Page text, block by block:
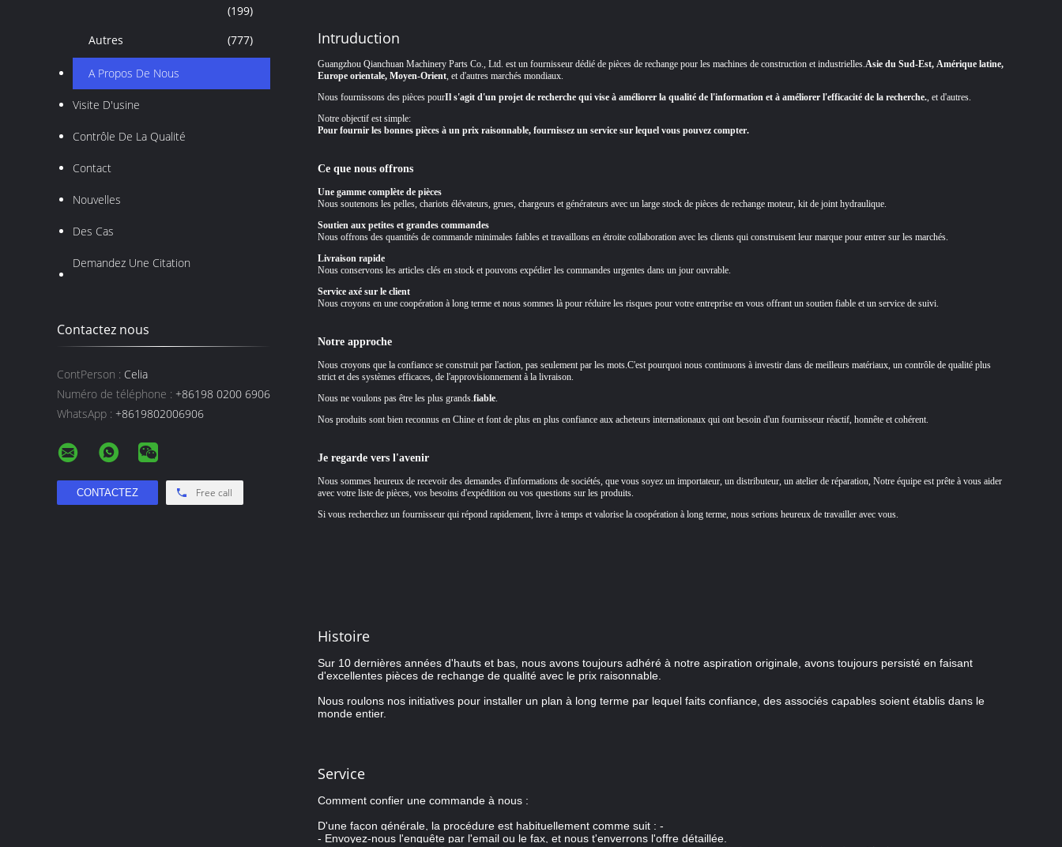
(199)
Autres
(777)
A Propos De Nous
Visite D'usine
Contrôle De La Qualité
Contact
Nouvelles
Des Cas
Demandez Une Citation
Contactez nous
ContPerson : Celia
Numéro de téléphone : +86198 0200 6906
WhatsApp : +8619802006906
Free call
Intruduction
Guangzhou Qianchuan Machinery Parts Co., Ltd. est un fournisseur dédié de pièces de rechange pour les machines de construction et industrielles.Asie du Sud-Est, Amérique latine,
Europe orientale, Moyen-Orient, et d'autres marchés mondiaux.
Nous fournissons des pièces pourIl s'agit d'un projet de recherche qui vise à améliorer la qualité de l'information et à améliorer l'efficacité de la recherche., et d'autres.
Notre objectif est simple:
Pour fournir les bonnes pièces à un prix raisonnable, fournissez un service sur lequel vous pouvez compter.
Ce que nous offrons
Une gamme complète de pièces
Nous soutenons les pelles, chariots élévateurs, grues, chargeurs et générateurs avec un large stock de pièces de rechange moteur, kit de joint hydraulique.
Soutien aux petites et grandes commandes
Nous offrons des quantités de commande minimales faibles et travaillons en étroite collaboration avec les clients qui construisent leur marque pour entrer sur les marchés.
Livraison rapide
Nous conservons les articles clés en stock et pouvons expédier les commandes urgentes dans un jour ouvrable.
Service axé sur le client
Nous croyons en une coopération à long terme et nous sommes là pour réduire les risques pour votre entreprise en vous offrant un soutien fiable et un service de suivi.
Notre approche
Nous croyons que la confiance se construit par l'action, pas seulement par les mots.C'est pourquoi nous continuons à investir dans de meilleurs matériaux, un contrôle de qualité plus
strict et des systèmes efficaces, de l'approvisionnement à la livraison.
Nous ne voulons pas être les plus grands.fiable.
Nos produits sont bien reconnus en Chine et font de plus en plus confiance aux acheteurs internationaux qui ont besoin d'un fournisseur réactif, honnête et cohérent.
Je regarde vers l'avenir
Nous sommes heureux de recevoir des demandes d'informations de sociétés, que vous soyez un importateur, un distributeur, un atelier de réparation, Notre équipe est prête à vous aider
avec votre liste de pièces, vos besoins d'expédition ou vos questions sur les produits.
Si vous recherchez un fournisseur qui répond rapidement, livre à temps et valorise la coopération à long terme, nous serions heureux de travailler avec vous.
Histoire
Sur 10 dernières années d'hauts et bas, nous avons toujours adhéré à notre aspiration originale, avons toujours persisté en faisant
d'excellentes pièces de rechange de qualité avec le prix raisonnable.
Nous roulons nos initiatives pour installer un plan à long terme par lequel faits confiance, des associés capables soient établis dans le
monde entier.
Service
Comment confier une commande à nous :
D'une façon générale, la procédure est habituellement comme suit : -
- Envoyez-nous l'enquête par l'email ou le fax, et nous t'enverrons l'offre détaillée.